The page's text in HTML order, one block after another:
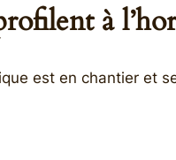
à
est en chantier et